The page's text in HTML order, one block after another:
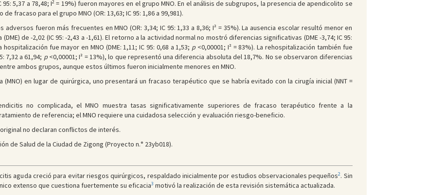
5,37 a 78,48; I2 = 19%) fueron mayores en el grupo MNO. En el análisis de subgrupos, la presencia de apendicolito se
fracaso para el grupo MNO (OR: 13,63; IC 95: 1,86 a 99,981).
fueron más frecuentes en MNO (OR: 3,34; IC 95: 1,33 a 8,36; I² = 35%). La ausencia escolar resultó menor en
de -2,02 (IC 95: -2,43 a -1,61). El retorno a la actividad normal no mostró diferencias significativas (DME -3,74; IC 95:
fue mayor en MNO (DME: 1,11; IC 95: 0,68 a 1,53; p <0,00001; I² = 83%). La rehospitalización también fue
7,32 a 61,94; p<0,00001; I² = 13%), lo que representó una diferencia absoluta del 18,7%. No se observaron diferencias
ambos grupos, aunque estos últimos fueron inicialmente menores en MNO.
en lugar de quirúrgica, uno presentará un fracaso terapéutico que se habría evitado con la cirugía inicial (NNT =
no complicada, el MNO muestra tasas significativamente superiores de fracaso terapéutico frente a la
de referencia; el MNO requiere una cuidadosa selección y evaluación riesgo-beneficio.
no declaran conflictos de interés.
de Salud de la Ciudad de Zigong (Proyecto n.° 23yb018).
aguda creció para evitar riesgos quirúrgicos, respaldado inicialmente por estudios observacionales pequeños2. Sin
extenso que cuestiona fuertemente su eficacia3 motivó la realización de esta revisión sistemática actualizada.